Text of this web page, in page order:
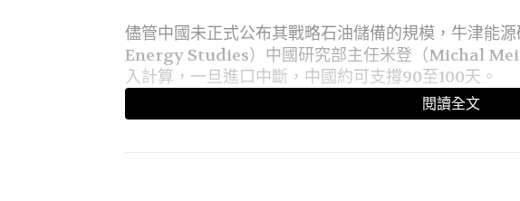
儘管中國未正式公布其戰略石油儲備的規模，牛津
Energy Studies）中國研究部主任米登（Michal
入計算，一旦進口中斷，中國約可支撐90至100天。
雖然惠譽國際（Fitch Ratings）本週表示，即使在最
閱讀全文